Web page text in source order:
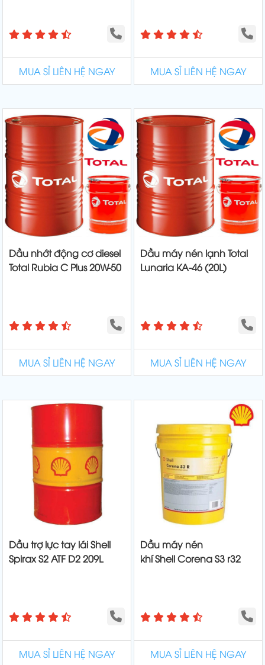
MUA SỈ LIÊN HỆ NGAY MUA SỈ LIÊN HỆ NGAY
Dầu nhớt động cơ diesel
Total Rubia C Plus 20W-50
MUA SỈ LIÊN HỆ NGAY
Dầu máy nén lạnh Total
Lunaria KA-46 (20L)
MUA SỈ LIÊN HỆ NGAY
Dầu trợ lực tay lái Shell
Spirax S2 ATF D2 209L
MUA SỈ LIÊN HỆ NGAY
Dầu máy nén
khí Shell Corena S3 r32
MUA SỈ LIÊN HỆ NGAY